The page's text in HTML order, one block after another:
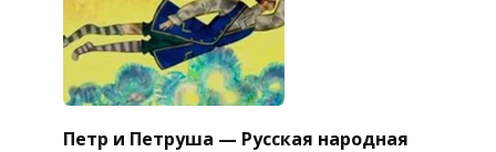
Петр и Петруша — Русская народная